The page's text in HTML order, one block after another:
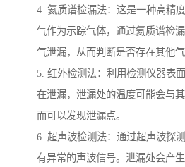
4. 氦质谱检漏法：这是一种高精
气作为示踪气体，通过氦质谱检
气泄漏，从而判断是否存在其他气
5. 红外检测法：利用检测仪器表
在泄漏，泄漏处的温度可能会与
而可以发现泄漏点。
6. 超声波检测法：通过超声波探
有异常的声波信号。泄漏处会产